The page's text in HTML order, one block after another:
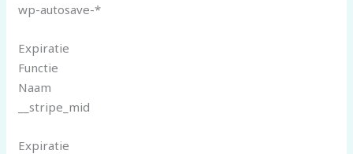
wp-autosave-*
Expiratie
Functie
Naam
__stripe_mid
Expiratie